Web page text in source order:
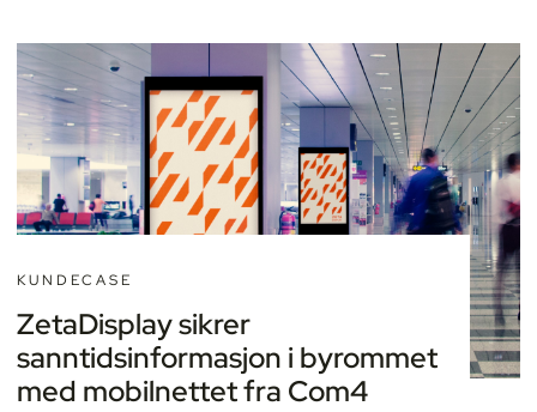
KUNDECASE
ZetaDisplay sikrer
sanntidsinformasjon i byrommet
med mobilnettet fra Com4